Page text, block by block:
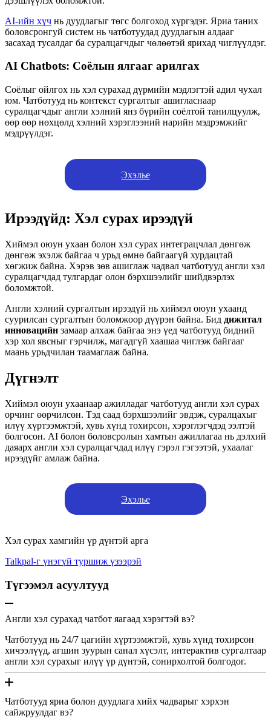
AI-ийн хүч нь дуудлагыг төгс болгоход хүргэдэг. Яриа таних
боловсронгуй систем нь чатботуудад дуудлагын алдааг
засахад тусалдаг ба суралцагчдыг чөлөөтэй ярихад чиглүүлдэг.
AI Chatbots: Соёлын ялгааг арилгах
Соёлыг ойлгох нь хэл сурахад дүрмийн мэдлэгтэй адил чухал
юм. Чатботууд нь контекст сургалтыг ашигласнаар
суралцагчдыг англи хэлний янз бүрийн соёлтой танилцуулж,
өөр өөр нөхцөлд хэлний хэрэглээний нарийн мэдрэмжийг
мэдрүүлдэг.
Эхэлье
Ирээдүйд: Хэл сурах ирээдүй
Хиймэл оюун ухаан болон хэл сурах интеграцчлал дөнгөж
дөнгөж эхэлж байгаа ч урьд өмнө байгаагүй хурдацтай
хөгжиж байна. Хэрэв зөв ашиглаж чадвал чатботууд англи хэл
суралцагчдад тулгардаг олон бэрхшээлийг шийдвэрлэх
боломжтой.
Англи хэлний сургалтын ирээдүй нь хиймэл оюун ухаанд
суурилсан сургалтын боломжоор дүүрэн байна. Бид дижитал
инновацийн замаар алхаж байгаа энэ үед чатботууд бидний
хэр хол явсныг гэрчилж, магадгүй хаашаа чиглэж байгааг
маань урьдчилан таамаглаж байна.
Дүгнэлт
Хиймэл оюун ухаанаар ажилладаг чатботууд англи хэл сурах
орчинг өөрчилсөн. Тэд саад бэрхшээлийг эвдэж, суралцахыг
илүү хүртээмжтэй, хувь хүнд тохирсон, хэрэглэгчдэд ээлтэй
болгосон. AI болон боловсролын хамтын ажиллагаа нь дэлхий
даяарх англи хэл суралцагчдад илүү гэрэл гэгээтэй, ухаалаг
ирээдүйг амлаж байна.
Эхэлье
Хэл сурах хамгийн үр дүнтэй арга
Talkpal-г үнэгүй туршиж үзээрэй
Түгээмэл асуултууд
Англи хэл сурахад чатбот яагаад хэрэгтэй вэ?
Чатботууд нь 24/7 цагийн хүртээмжтэй, хувь хүнд тохирсон
хичээлүүд, агшин зуурын санал хүсэлт, интерактив сургалтаар
англи хэл сурахыг илүү үр дүнтэй, сонирхолтой болгодог.
Чатботууд яриа болон дуудлага хийх чадварыг хэрхэн
сайжруулдаг вэ?